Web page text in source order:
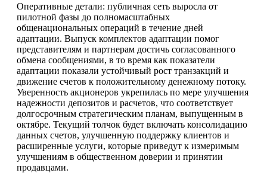
Оперативные детали: публичная сеть выросла от
пилотной фазы до полномасштабных
общенациональных операций в течение дней
адаптации. Выпуск комплектов адаптации помог
представителям и партнерам достичь согласованного
обмена сообщениями, в то время как показатели
адаптации показали устойчивый рост транзакций и
движение счетов к положительному денежному потоку.
Уверенность акционеров укрепилась по мере улучшения
надежности депозитов и расчетов, что соответствует
долгосрочным стратегическим планам, выпущенным в
октябре. Текущий толчок будет включать консолидацию
данных счетов, улучшенную поддержку клиентов и
расширенные услуги, которые приведут к измеримым
улучшениям в общественном доверии и принятии
продавцами.